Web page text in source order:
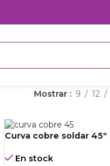
Mostrar 9 12
Curva cobre soldar 45º
En stock